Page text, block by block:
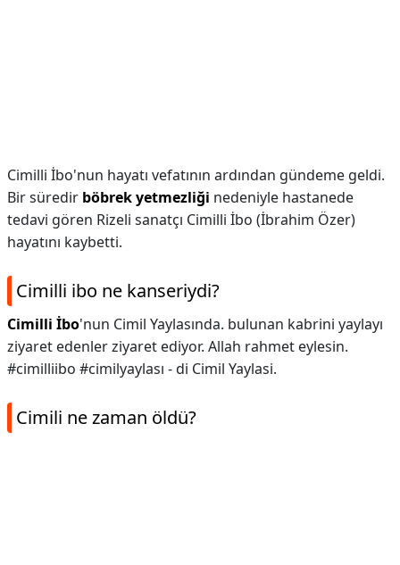
Cimilli İbo'nun hayatı vefatının ardından gündeme geldi.
Bir süredir böbrek yetmezliği nedeniyle hastanede
tedavi gören Rizeli sanatçı Cimilli İbo (İbrahim Özer)
hayatını kaybetti.
Cimilli ibo ne kanseriydi?
Cimilli İbo'nun Cimil Yaylasında. bulunan kabrini yaylayı
ziyaret edenler ziyaret ediyor. Allah rahmet eylesin.
#cimilliibo #cimilyaylası - di Cimil Yaylasi.
Cimili ne zaman öldü?